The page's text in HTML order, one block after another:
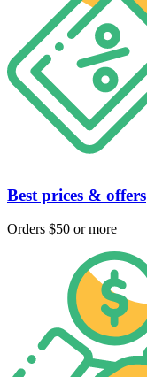
Best prices & offers
Orders $50 or more